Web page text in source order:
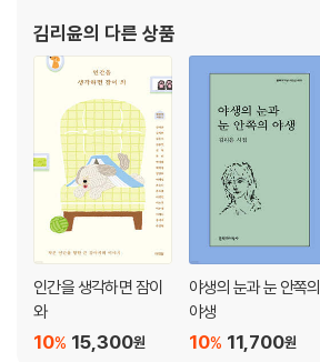
구하는 잠
손에 잡히는
가용 공포
소진되지 않는 덩어리
얼굴의 물성
언제나 신선한 프레임
표면을 뒤집으며 떠다니기
불투명한 빛을 투명하게 걸어두기
가변 테두리의 사랑
나가며 - 부드러운 재료
김리윤의 다른 상품
인간을 생각하면 잠이
와
15,300원
10%
야생의 눈과 눈 안쪽의
야생
11,700원
10%